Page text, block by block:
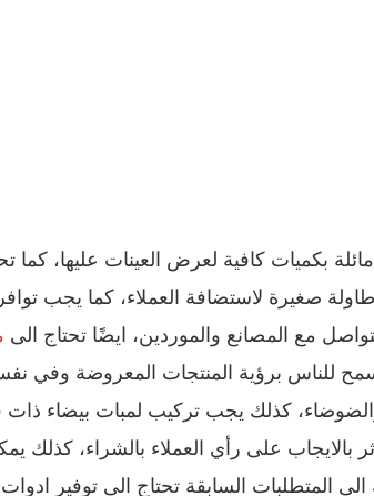
بكميات كافية لعرض العينات عليها،
صغيرة لاستضافة العملاء، كما يجب
مع المصانع والموردين، ايضًا تحتاج الى
للناس برؤية المنتجات المعروضة وفي
كذلك يجب تركيب لمبات بيضاء
بالايجاب على رأي العملاء بالشراء، كذلك
الى المتطلبات السابقة تحتاج الى توفير